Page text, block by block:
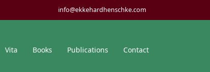
info@ekkehardhenschke.com
Vita Books Publications Contact